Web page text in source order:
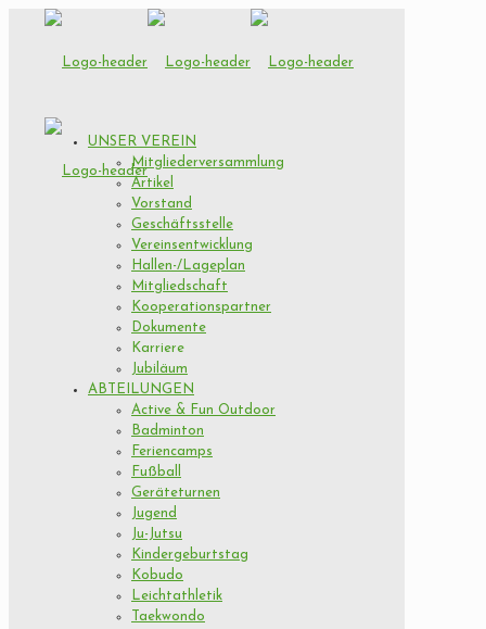
UNSER VEREIN
Mitgliederversammlung
Artikel
Vorstand
Geschäftsstelle
Vereinsentwicklung
Hallen-/Lageplan
Mitgliedschaft
Kooperationspartner
Dokumente
Karriere
Jubiläum
ABTEILUNGEN
Active & Fun Outdoor
Badminton
Feriencamps
Fußball
Geräteturnen
Jugend
Ju-Jutsu
Kindergeburtstag
Kobudo
Leichtathletik
Taekwondo